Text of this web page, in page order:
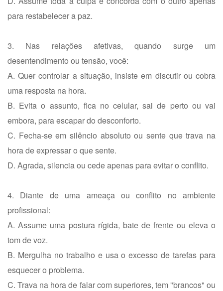
para restabelecer a paz.
3. Nas relações afetivas, quando surge um
desentendimento ou tensão, você:
A. Quer controlar a situação, insiste em discutir ou cobra
uma resposta na hora.
B. Evita o assunto, fica no celular, sai de perto ou vai
embora, para escapar do desconforto.
C. Fecha-se em silêncio absoluto ou sente que trava na
hora de expressar o que sente.
D. Agrada, silencia ou cede apenas para evitar o conflito.
4. Diante de uma ameaça ou conflito no ambiente
profissional:
A. Assume uma postura rígida, bate de frente ou eleva o
tom de voz.
B. Mergulha no trabalho e usa o excesso de tarefas para
esquecer o problema.
C. Trava na hora de falar com superiores, tem "brancos" ou